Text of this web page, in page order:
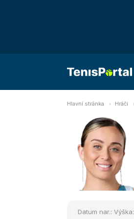
Hlavní stránka Hráči
Datum nar.: Výška: